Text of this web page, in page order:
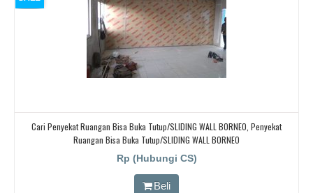
Cari Penyekat Ruangan Bisa Buka Tutup/SLIDING WALL BORNEO, Penyekat
Ruangan Bisa Buka Tutup/SLIDING WALL BORNEO
Rp (Hubungi CS)
Beli